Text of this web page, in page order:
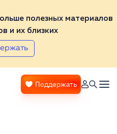
полезных материалов
и их близких
Поддержать